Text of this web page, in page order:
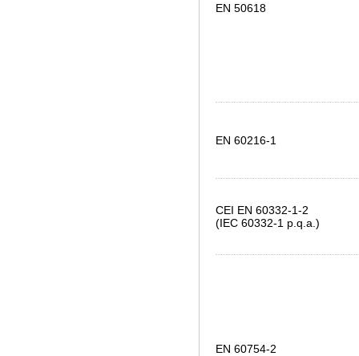
EN 50618
EN 60216-1
CEI EN 60332-1-2
(IEC 60332-1 p.q.a.)
EN 60754-2